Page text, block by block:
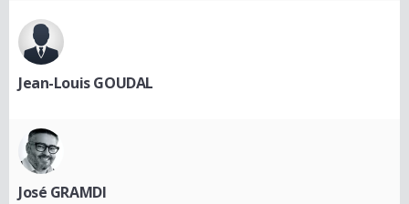
Jean-Louis GOUDAL
José GRAMDI